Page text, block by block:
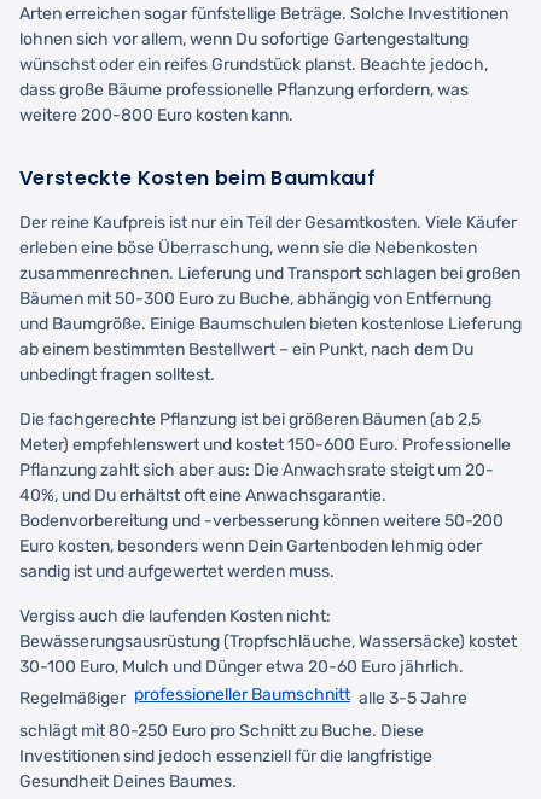
Arten erreichen sogar fünfstellige Beträge. Solche Investitionen
lohnen sich vor allem, wenn Du sofortige Gartengestaltung
wünschst oder ein reifes Grundstück planst. Beachte jedoch,
dass große Bäume professionelle Pflanzung erfordern, was
weitere 200-800 Euro kosten kann.
Versteckte Kosten beim Baumkauf
Der reine Kaufpreis ist nur ein Teil der Gesamtkosten. Viele Käufer
erleben eine böse Überraschung, wenn sie die Nebenkosten
zusammenrechnen. Lieferung und Transport schlagen bei großen
Bäumen mit 50-300 Euro zu Buche, abhängig von Entfernung
und Baumgröße. Einige Baumschulen bieten kostenlose Lieferung
ab einem bestimmten Bestellwert – ein Punkt, nach dem Du
unbedingt fragen solltest.
Die fachgerechte Pflanzung ist bei größeren Bäumen (ab 2,5
Meter) empfehlenswert und kostet 150-600 Euro. Professionelle
Pflanzung zahlt sich aber aus: Die Anwachsrate steigt um 20-
40%, und Du erhältst oft eine Anwachsgarantie.
Bodenvorbereitung und -verbesserung können weitere 50-200
Euro kosten, besonders wenn Dein Gartenboden lehmig oder
sandig ist und aufgewertet werden muss.
Vergiss auch die laufenden Kosten nicht:
Bewässerungsausrüstung (Tropfschläuche, Wassersäcke) kostet
30-100 Euro, Mulch und Dünger etwa 20-60 Euro jährlich.
Regelmäßiger professioneller Baumschnitt alle 3-5 Jahre
schlägt mit 80-250 Euro pro Schnitt zu Buche. Diese
Investitionen sind jedoch essenziell für die langfristige
Gesundheit Deines Baumes.